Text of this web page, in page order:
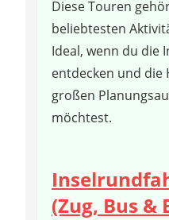
Diese Touren
beliebtesten
Ideal, wenn du die
entdecken und die
großen
möchtest.
(Zug, Bus &